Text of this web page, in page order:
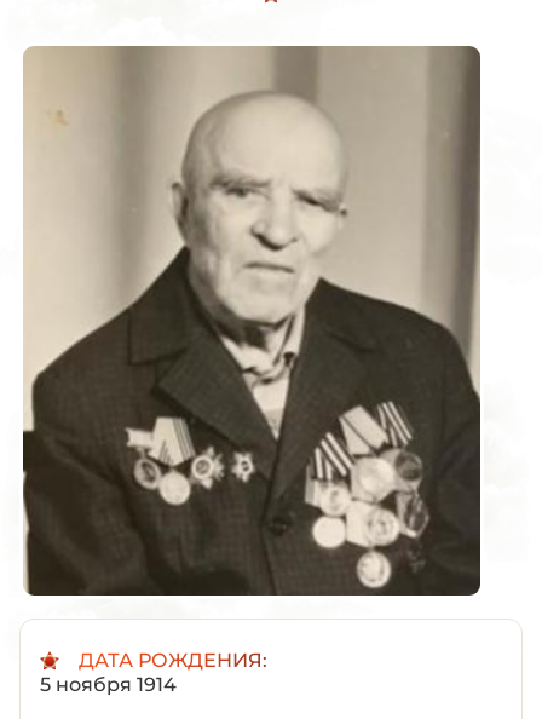
ДАТА РОЖДЕНИЯ:
5 ноября 1914